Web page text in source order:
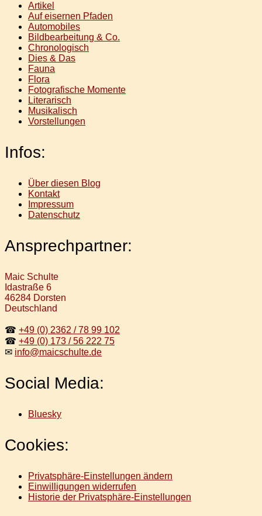
Artikel
Auf eisernen Pfaden
Automobiles
Bildbearbeitung & Co.
Chronologisch
Dies & Das
Fauna
Flora
Fotografische Momente
Literarisch
Musikalisch
Vorstellungen
Infos:
Über diesen Blog
Kontakt
Impressum
Datenschutz
Ansprechpartner:
Maic Schulte
Idastraße 6
46284 Dorsten
Deutschland
☎ +49 (0) 2362 / 78 99 102
☎ +49 (0) 173 / 56 222 75
✉ info@maicschulte.de
Social Media:
Bluesky
Cookies:
Privatsphäre-Einstellungen ändern
Einwilligungen widerrufen
Historie der Privatsphäre-Einstellungen